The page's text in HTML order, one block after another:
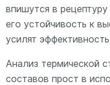
впишутся в
его устойчивость к
усилят
Анализ термической
составов прост в